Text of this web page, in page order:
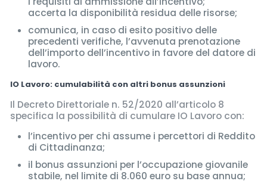
accerta la disponibilità residua delle risorse;
comunica, in caso di esito positivo delle
precedenti verifiche, l’avvenuta prenotazione
dell’importo dell’incentivo in favore del datore di
lavoro.
IO Lavoro: cumulabilità con altri bonus assunzioni
Il Decreto Direttoriale n. 52/2020 all’articolo 8
specifica la possibilità di cumulare IO Lavoro con:
l’incentivo per chi assume i percettori di Reddito
di Cittadinanza;
il bonus assunzioni per l’occupazione giovanile
stabile, nel limite di 8.060 euro su base annua;